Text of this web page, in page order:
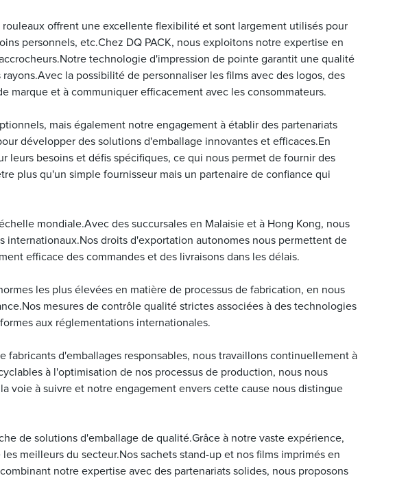
offrent une excellente flexibilité et sont largement utilisés pour
personnels, etc.Chez DQ PACK, nous exploitons notre expertise en
technologie d'impression de pointe garantit une qualité
la possibilité de personnaliser les films avec des logos, des
marque et à communiquer efficacement avec les consommateurs.
mais également notre engagement à établir des partenariats
développer des solutions d'emballage innovantes et efficaces.En
leurs besoins et défis spécifiques, ce qui nous permet de fournir des
plus qu'un simple fournisseur mais un partenaire de confiance qui
mondiale.Avec des succursales en Malaisie et à Hong Kong, nous
internationaux.Nos droits d'exportation autonomes nous permettent de
efficace des commandes et des livraisons dans les délais.
les plus élevées en matière de processus de fabrication, en nous
mesures de contrôle qualité strictes associées à des technologies
aux réglementations internationales.
fabricants d'emballages responsables, nous travaillons continuellement à
à l'optimisation de nos processus de production, nous nous
voie à suivre et notre engagement envers cette cause nous distingue
de solutions d'emballage de qualité.Grâce à notre vaste expérience,
meilleurs du secteur.Nos sachets stand-up et nos films imprimés en
notre expertise avec des partenariats solides, nous proposons